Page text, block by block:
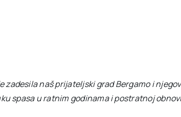
zadesila naš prijateljski grad Bergamo i
spasa u ratnim godinama i postratnoj